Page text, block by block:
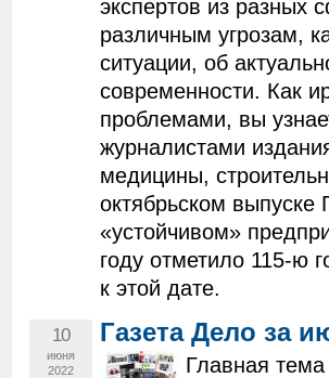
экспертов из разных
различным угрозам,
ситуации, об
современности. Как
проблемами, вы
журналистами
медицины,
октябрьском
«устойчивом»
году отметило 115-ю
к этой дате.
10
июня
2022
Газета Дело за
Главная